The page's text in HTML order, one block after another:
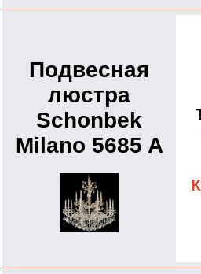
Подвесная
люстра
Schonbek
Milano 5685 A